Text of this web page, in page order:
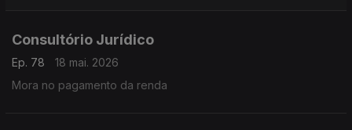
Consultório Jurídico
Ep. 78
18 mai. 2026
Mora no pagamento da renda